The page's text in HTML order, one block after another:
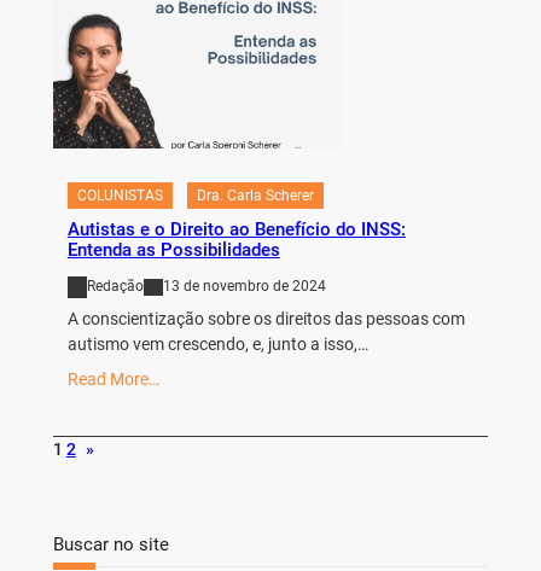
COLUNISTAS Dra. Carla Scherer
Autistas e o Direito ao Benefício do INSS:
Entenda as Possibilidades
Redação 13 de novembro de 2024
A conscientização sobre os direitos das pessoas com
autismo vem crescendo, e, junto a isso,…
Read More…
1 2 »
Buscar no site